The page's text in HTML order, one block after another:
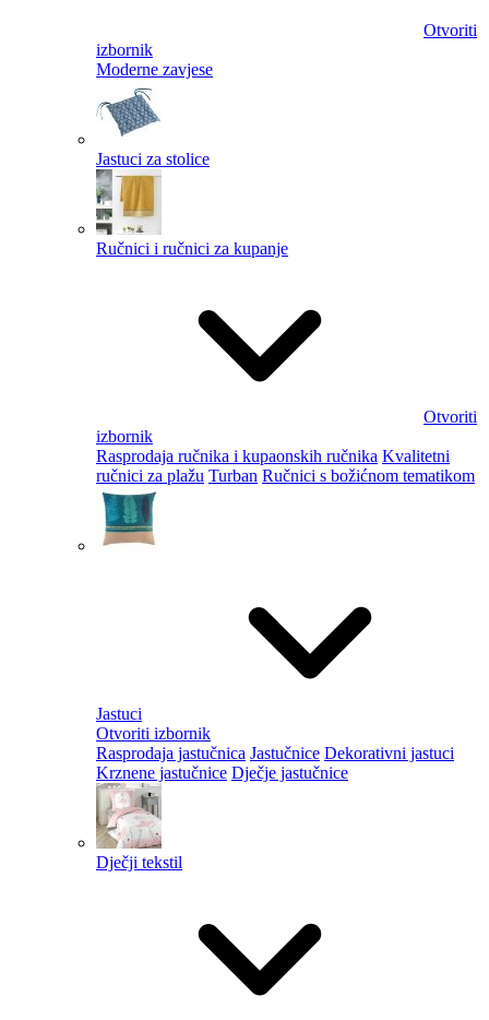
Otvoriti
izbornik
Moderne zavjese
Jastuci za stolice
Ručnici i ručnici za kupanje
Otvoriti
izbornik
Rasprodaja ručnika i kupaonskih ručnika Kvalitetni
ručnici za plažu Turban Ručnici s božićnom tematikom
Jastuci
Otvoriti izbornik
Rasprodaja jastučnica Jastučnice Dekorativni jastuci
Krznene jastučnice Dječje jastučnice
Dječji tekstil